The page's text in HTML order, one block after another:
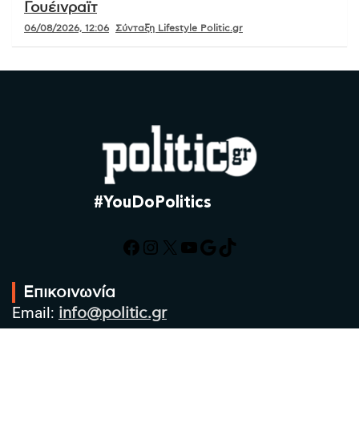
Γουέινραϊτ
06/08/2026, 12:06 Σύνταξη Lifestyle Politic.gr
#YouDoPolitics
Facebook
Instagram
X YouTube
Google
TikTok
Επικοινωνία
Email: info@politic.gr
Τηλ: